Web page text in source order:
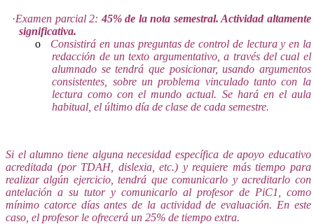
·Examen parcial 2: 45% de la nota semestral. Actividad altamente
significativa.
o
Consistirá en unas preguntas de control de lectura y en la
redacción de un texto argumentativo, a través del cual el
alumnado se tendrá que posicionar, usando argumentos
consistentes, sobre un problema vinculado tanto con la
lectura como con el mundo actual. Se hará en el aula
habitual, el último día de clase de cada semestre.
Si el alumno tiene alguna necesidad específica de apoyo educativo
acreditada (por TDAH, dislexia, etc.) y requiere más tiempo para
realizar algún ejercicio, tendrá que comunicarlo y acreditarlo con
antelación a su tutor y comunicarlo al profesor de PiC1, como
mínimo catorce días antes de la actividad de evaluación. En este
caso, el profesor le ofrecerá un 25% de tiempo extra.